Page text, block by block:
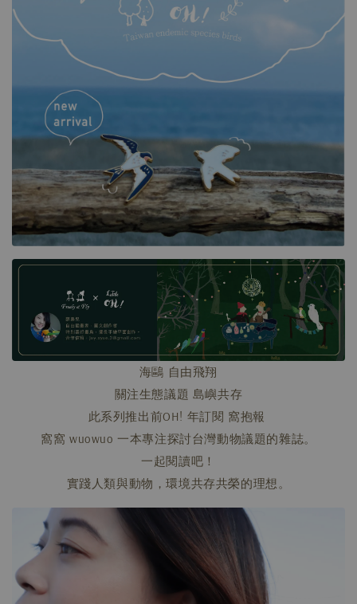
海鷗 自由飛翔
關注生態議題 島嶼共存
此系列推出前OH! 年訂閱 窩抱報
窩窩 wuowuo 一本專注探討台灣動物議題的雜誌。
一起閱讀吧！
實踐人類與動物，環境共存共榮的理想。